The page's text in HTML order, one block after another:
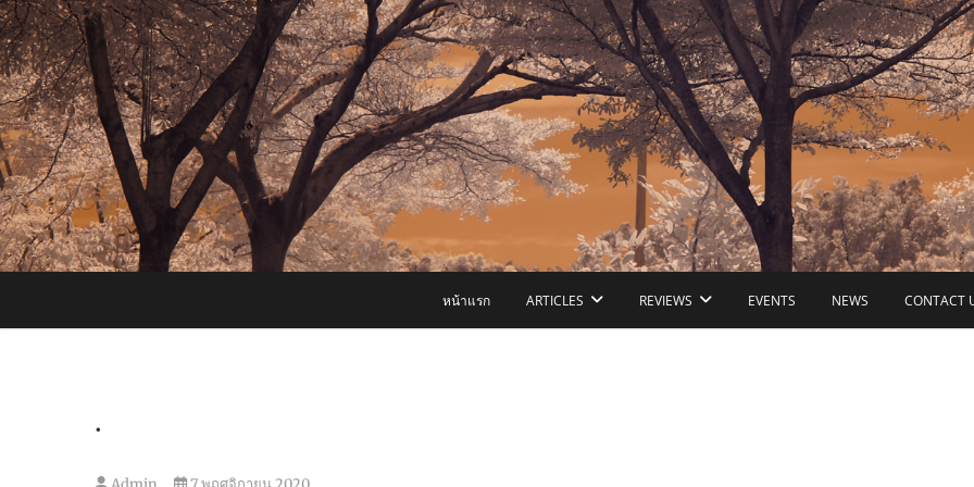
Skip
to
content
หน้าแรก ARTICLES REVIEWS EVENTS NEWS CONTACT
.